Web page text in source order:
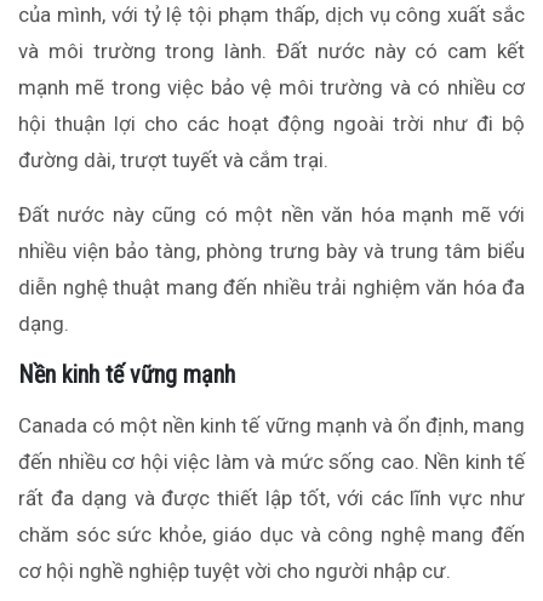
của mình, với tỷ lệ tội phạm thấp, dịch vụ công xuất sắc
và môi trường trong lành. Đất nước này có cam kết
mạnh mẽ trong việc bảo vệ môi trường và có nhiều cơ
hội thuận lợi cho các hoạt động ngoài trời như đi bộ
đường dài, trượt tuyết và cắm trại.
Đất nước này cũng có một nền văn hóa mạnh mẽ với
nhiều viện bảo tàng, phòng trưng bày và trung tâm biểu
diễn nghệ thuật mang đến nhiều trải nghiệm văn hóa đa
dạng.
Nền kinh tế vững mạnh
Canada có một nền kinh tế vững mạnh và ổn định, mang
đến nhiều cơ hội việc làm và mức sống cao. Nền kinh tế
rất đa dạng và được thiết lập tốt, với các lĩnh vực như
chăm sóc sức khỏe, giáo dục và công nghệ mang đến
cơ hội nghề nghiệp tuyệt vời cho người nhập cư.